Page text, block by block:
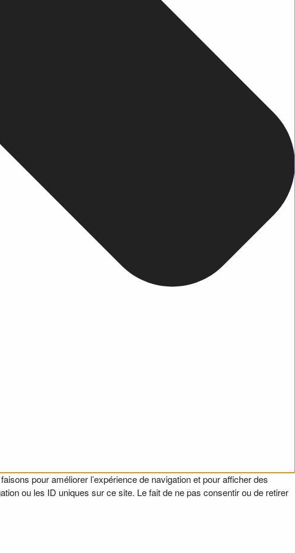
pour améliorer l’expérience de navigation et pour afficher des
ou les ID uniques sur ce site. Le fait de ne pas consentir ou de retirer